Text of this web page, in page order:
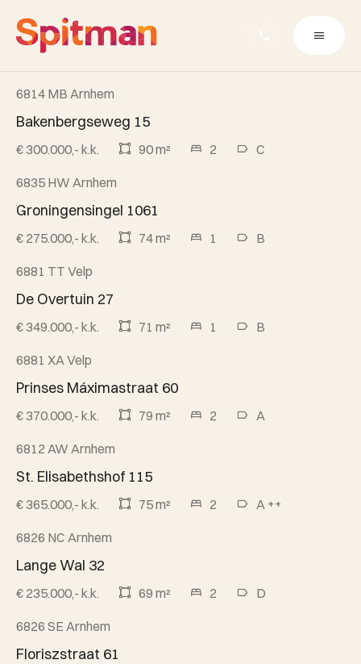
Beschikbaar
6814 MB Arnhem
Bakenbergseweg 15
€ 300.000,- k.k. 90 m² 2 C
Beschikbaar
6835 HW Arnhem
Groningensingel 1061
€ 275.000,- k.k. 74 m² 1 B
Verkocht
6881 TT Velp
De Overtuin 27
€ 349.000,- k.k. 71 m² 1 B
Beschikbaar
6881 XA Velp
Prinses Máximastraat 60
€ 370.000,- k.k. 79 m² 2 A
Beschikbaar
6812 AW Arnhem
St. Elisabethshof 115
€ 365.000,- k.k. 75 m² 2 A ++
Beschikbaar
6826 NC Arnhem
Lange Wal 32
€ 235.000,- k.k. 69 m² 2 D
Beschikbaar
6826 SE Arnhem
Floriszstraat 61